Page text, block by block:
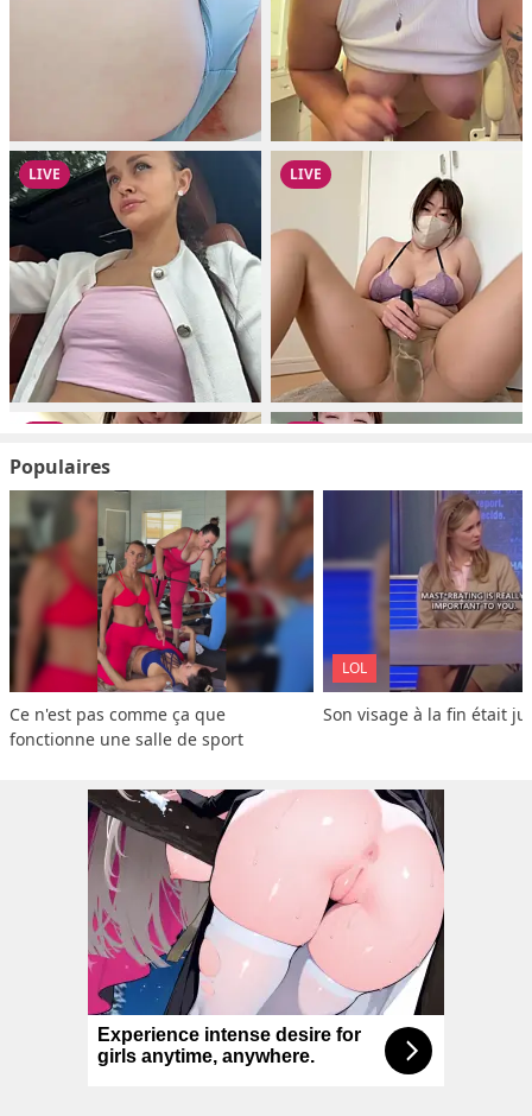
Populaires
Ce n'est pas comme ça que
fonctionne une salle de sport
LOL
Son visage à la fin était